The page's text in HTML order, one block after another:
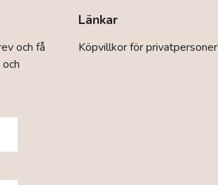
kan
väljas
och få
Länkar
Köpvillkor för privatpersoner